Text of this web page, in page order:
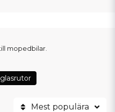
mopedbilar.
Mest populära